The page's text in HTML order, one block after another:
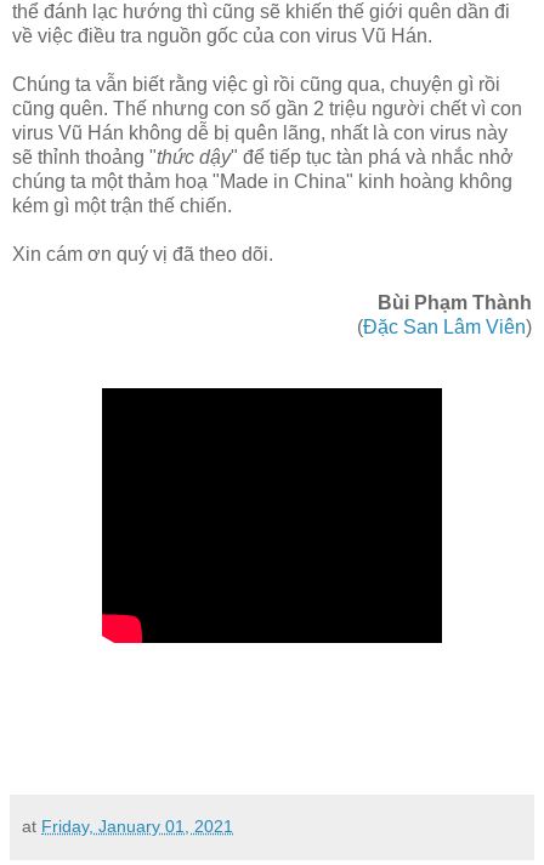
thể đánh lạc hướng thì cũng sẽ khiến thế giới quên dần đi
về việc điều tra nguồn gốc của con virus Vũ Hán.
Chúng ta vẫn biết rằng việc gì rồi cũng qua, chuyện gì rồi
cũng quên. Thế nhưng con số gần 2 triệu người chết vì con
virus Vũ Hán không dễ bị quên lãng, nhất là con virus này
sẽ thỉnh thoảng "thức dậy" để tiếp tục tàn phá và nhắc nhở
chúng ta một thảm hoạ "Made in China" kinh hoàng không
kém gì một trận thế chiến.
Xin cám ơn quý vị đã theo dõi.
Bùi Phạm Thành
(Đặc San Lâm Viên)
at Friday, January 01, 2021